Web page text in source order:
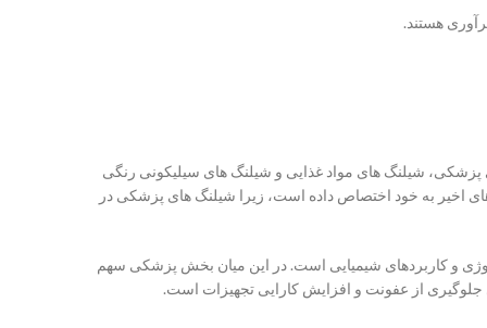
هستند.
پزشکی، شیلنگ های مواد غذایی و شیلنگ های سیلیکونی رنگی
به خود اختصاص داده است، زیرا شیلنگ های پزشکی در
و کاربردهای شیمیایی است. در این میان بخش پزشکی سهم
از عفونت و افزایش کارایی تجهیزات است.